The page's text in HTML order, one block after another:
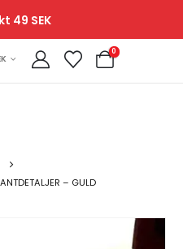
49 SEK
0
– GULD